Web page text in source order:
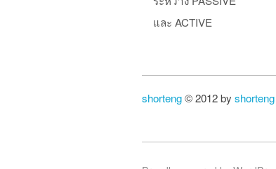
และ ACTIVE
shorteng© 2012 by shorteng